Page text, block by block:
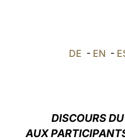
DE - EN -
DISCOURS
AUX